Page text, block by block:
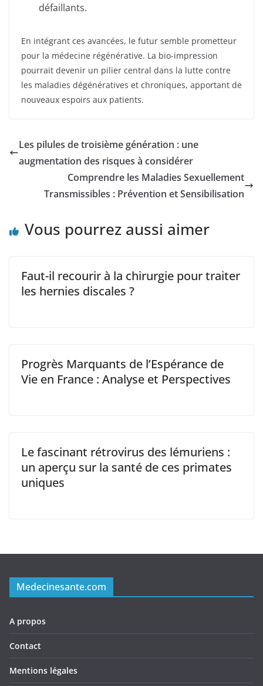
défaillants.
En intégrant ces avancées, le futur semble prometteur
pour la médecine régénérative. La bio-impression
pourrait devenir un pilier central dans la lutte contre
les maladies dégénératives et chroniques, apportant de
nouveaux espoirs aux patients.
Les pilules de troisième génération : une
augmentation des risques à considérer
Comprendre les Maladies Sexuellement
Transmissibles : Prévention et Sensibilisation
Vous pourrez aussi aimer
Faut-il recourir à la chirurgie pour traiter
les hernies discales ?
Progrès Marquants de l’Espérance de
Vie en France : Analyse et Perspectives
Le fascinant rétrovirus des lémuriens :
un aperçu sur la santé de ces primates
uniques
Medecinesante.com
A propos
Contact
Mentions légales